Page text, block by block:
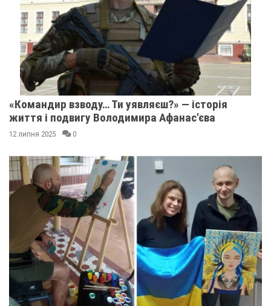
«Командир взводу… Ти уявляєш?» — історія
життя і подвигу Володимира Афанас'єва
12 липня 2025 0